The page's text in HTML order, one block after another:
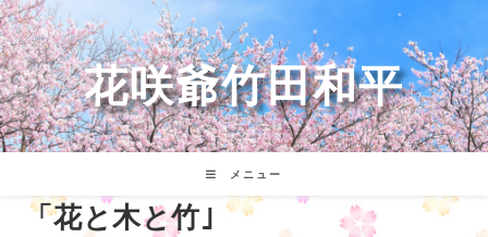
コ
ン
テ
ン
ツ
へ
ス
花咲爺竹田和平
メニュー
「花と木と竹｣